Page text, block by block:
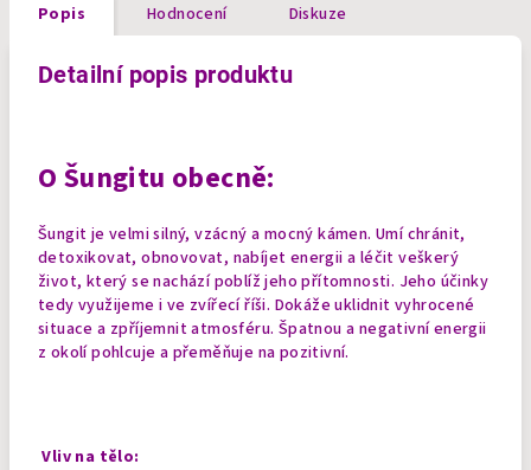
Popis Hodnocení Diskuze
Detailní popis produktu
O Šungitu obecně:
Šungit je velmi silný, vzácný a mocný kámen. Umí chránit,
detoxikovat, obnovovat, nabíjet energii a léčit veškerý
život, který se nachází poblíž jeho přítomnosti. Jeho účinky
tedy využijeme i ve zvířecí říši. Dokáže uklidnit vyhrocené
situace a zpříjemnit atmosféru. Špatnou a negativní energii
z okolí pohlcuje a přeměňuje na pozitivní.
Vliv na tělo: